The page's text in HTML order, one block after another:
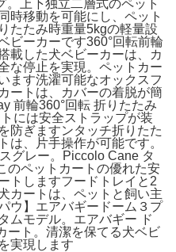
。上下独立二層式のペット
時移動を可能にし、ペット
たたみ時重量5kgの軽量設
ビーカーです360°回転前輪
載した犬ベビーカーは、カ
な停止を実現。ペットカー
ます洗濯可能なオックスフ
ートは、カバーの着脱が簡
前輪360°回転 折りたたみ
には安全ストラップが装
防ぎますンタッチ折りたた
は、片手操作が可能です。
グレー。Piccolo Cane タ
のペットカートの優れた安
トしますフードトレイと2
カートは、ペットと飼い主
ウ】エアバギードーム３プ
ムモデル。エアバギー ド
ト。清潔を保てる犬ベビ
実現します